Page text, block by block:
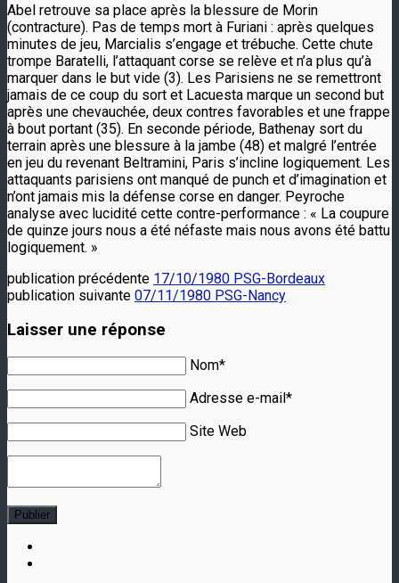
Abel retrouve sa place après la blessure de Morin
(contracture). Pas de temps mort à Furiani : après quelques
minutes de jeu, Marcialis s’engage et trébuche. Cette chute
trompe Baratelli, l’attaquant corse se relève et n’a plus qu’à
marquer dans le but vide (3). Les Parisiens ne se remettront
jamais de ce coup du sort et Lacuesta marque un second but
après une chevauchée, deux contres favorables et une frappe
à bout portant (35). En seconde période, Bathenay sort du
terrain après une blessure à la jambe (48) et malgré l’entrée
en jeu du revenant Beltramini, Paris s’incline logiquement. Les
attaquants parisiens ont manqué de punch et d’imagination et
n’ont jamais mis la défense corse en danger. Peyroche
analyse avec lucidité cette contre-performance : « La coupure
de quinze jours nous a été néfaste mais nous avons été battu
logiquement. »
publication précédente 17/10/1980 PSG-Bordeaux
publication suivante 07/11/1980 PSG-Nancy
Laisser une réponse
Nom*
Adresse e-mail*
Site Web
Publier